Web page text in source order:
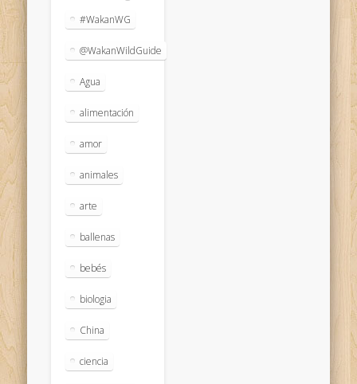
#WakanWG
@WakanWildGuide
Agua
alimentación
amor
animales
arte
ballenas
bebés
biologia
China
ciencia